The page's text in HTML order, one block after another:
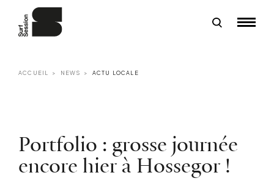
ACCUEIL NEWS ACTU LOCALE
Portfolio : grosse journée
encore hier à Hossegor !